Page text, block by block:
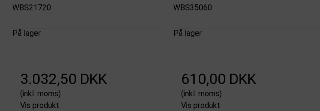
WBS21720
På lager
3.032,50 DKK
(inkl. moms)
Vis produkt
WBS35060
På lager
610,00 DKK
(inkl. moms)
Vis produkt